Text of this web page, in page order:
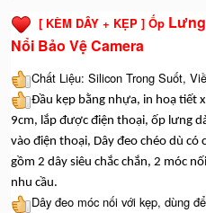
[ KÈM DÂY + KẸP ] ỐpLưng
Nổi Bảo Vệ Camera
Chất Liệu: Silicon Trong Suốt,
Đầu kẹp bằng nhựa, in hoạ tiết
9cm, lắp được điện thoại, ốp lưng
vào điện thoại, Dây đeo chéo dù có
gồm 2 dây siêu chắc chắn, 2 móc
nhu cầu.
Dây đeo móc nối với kẹp, dùng